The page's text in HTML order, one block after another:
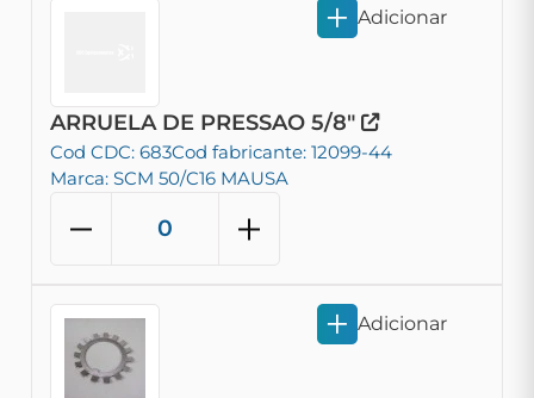
ARRUELA DE PRESSAO 5/8"
Cod CDC: 683Cod fabricante: 12099-44
Marca: SCM 50/C16 MAUSA
Adicionar
Adicionar